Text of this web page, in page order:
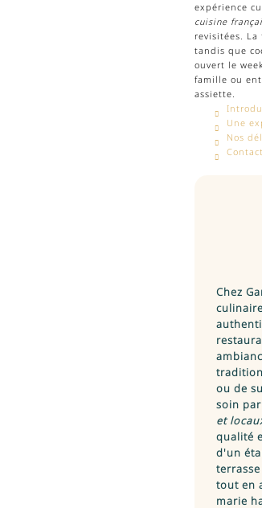
expérience
cuisine
revisitées.
tandis que
ouvert le
famille ou
assiette.
Une
Nos
Chez
ou de
soin
et
qualité
d'un
tout en
marie